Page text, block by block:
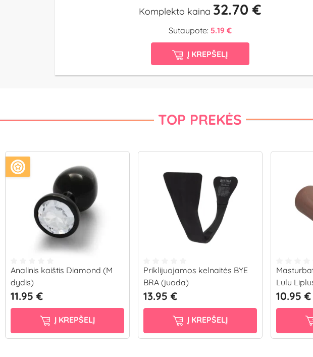
Komplekto kaina 32.70 €
Sutaupote: 5.19 €
Į KREPŠELĮ
TOP PREKĖS
Analinis kaištis Diamond (M
dydis)
11.95 €
Į KREPŠELĮ
Priklijuojamos kelnaitės BYE
BRA (juoda)
13.95 €
Į KREPŠELĮ
Lulu
10.95 €